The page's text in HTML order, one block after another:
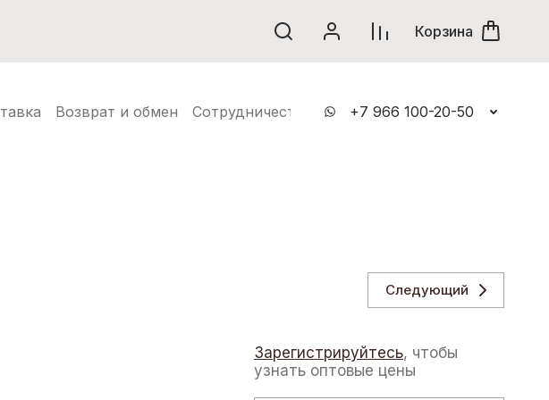
Корзина
Возврат и обмен Сотрудничество Контакты
+7 966 100-20-50
Следующий
Зарегистрируйтесь, чтобы
узнать оптовые цены